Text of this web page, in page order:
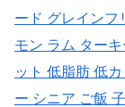
ード グレインフ
モン ラム ター
ット 低脂肪 低
ー シニア ご飯